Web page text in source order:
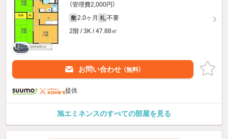
（管理費2,000円）
敷 2.0ヶ月 礼 不要
2階 / 3K / 47.88㎡
お問い合わせ （無料）
提供
旭エミネンスのすべての部屋を見る